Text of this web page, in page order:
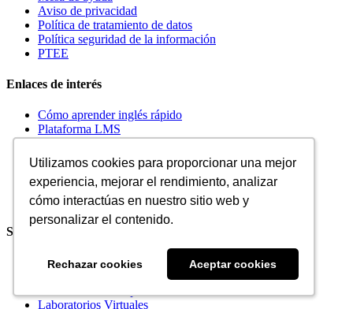
Utilizamos cookies para proporcionar una mejor
experiencia, mejorar el rendimiento, analizar
cómo interactúas en nuestro sitio web y
personalizar el contenido.
Rechazar cookies Aceptar cookies
Utilizamos cookies para proporcionar una mejor
experiencia, mejorar el rendimiento, analizar
cómo interactúas en nuestro sitio web y
personalizar el contenido.
Rechazar cookies Aceptar cookies
Aviso de privacidad
Política de tratamiento de datos
Política seguridad de la información
PTEE
Enlaces de interés
Cómo aprender inglés rápido
Plataforma LMS
¿Qué es el e Learning?
Diseño instruccional
Funcionalidades de Blackboard Learn
Habilidades blandas
Coaching ontológico
Soluciones
BlackBoard
Laboratorios Virtuales